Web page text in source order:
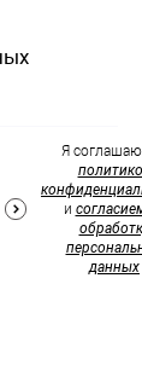
Я
и
данных